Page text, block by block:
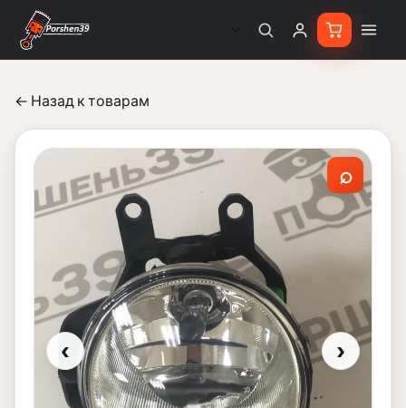
← Назад к товарам
‹
⌕
›